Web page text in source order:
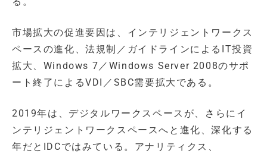
市場拡大の促進要因は、インテリジェントワークス
ペースの進化、法規制／ガイドラインによるIT投資
拡大、Windows 7／Windows Server 2008のサポ
ート終了によるVDI／SBC需要拡大である。
2019年は、デジタルワークスペースが、さらにイ
ンテリジェントワークスペースへと進化、深化する
年だとIDCではみている。アナリティクス、